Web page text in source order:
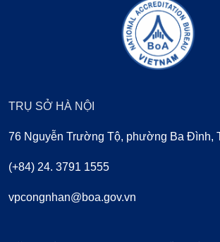
TRỤ SỞ HÀ NỘI
76 Nguyễn Trường Tộ, phường Ba Đình,
(+84) 24. 3791 1555
vpcongnhan@boa.gov.vn